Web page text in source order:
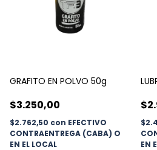
GRAFITO EN POLVO 50g
$3.250,00
$2.762,50 con EFECTIVO
CONTRAENTREGA (CABA) O
EN EL LOCAL
EN